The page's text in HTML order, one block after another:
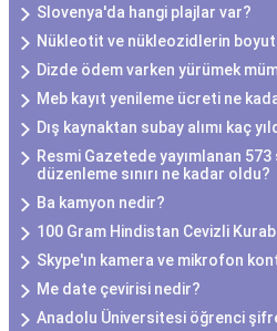
Slovenya'da hangi plajlar var?
Nükleotit ve nükleozidlerin
Dizde ödem varken yürümek
Meb kayıt yenileme ücreti ne
Dış kaynaktan subay alımı kaç
Resmi Gazetede yayımlanan
düzenleme sınırı ne kadar oldu?
Ba kamyon nedir?
100 Gram Hindistan Cevizli
Skype'ın kamera ve mikrofon
Me date çevirisi nedir?
Anadolu Üniversitesi öğrenci